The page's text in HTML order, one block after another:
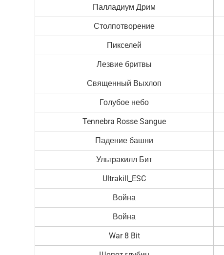
Палладиум Дрим
Столпотворение
Пикселей
Лезвие бритвы
Священный Выхлоп
Голубое небо
Tennebra Rosse Sangue
Падение башни
Ультракилл Бит
Ultrakill_ESC
Война
Война
War 8 Bit